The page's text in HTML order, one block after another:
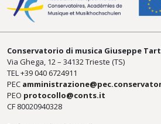
Conservatorio di musica Giuseppe
Via Ghega, 12 – 34132 Trieste (TS)
TEL +39040 6724911
PEC
PEO protocollo@conts.it
CF 80020940328